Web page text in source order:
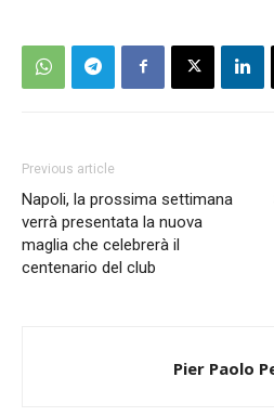
Previous article
Napoli, la prossima settimana
verrà presentata la nuova
maglia che celebrerà il
centenario del club
Pier Paolo